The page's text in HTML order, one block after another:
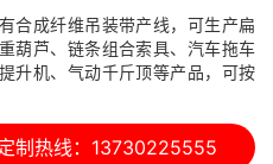
合成纤维吊装带产线，可生产扁
葫芦、链条组合索具、汽车拖车
升机、气动千斤顶等产品，可按
制热线：13730225555